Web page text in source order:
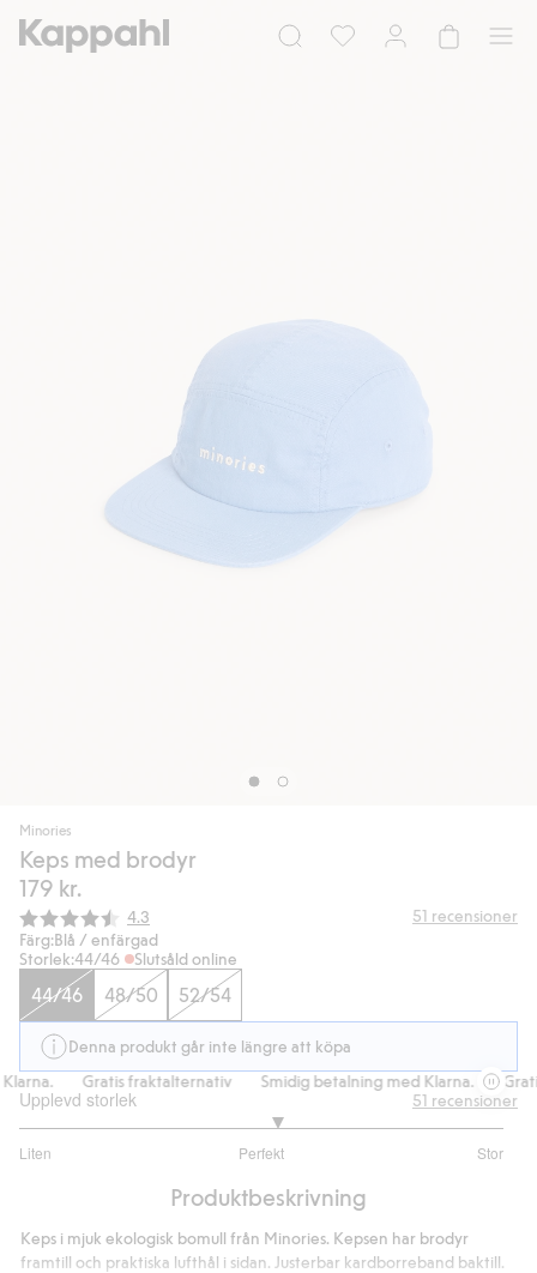
Minories
Keps med brodyr
179 kr.
Snittbetyg:
4.3 51 recensioner
Färg:Blå / enfärgad
Storlek:44/46 Slutsåld online
44/46 48/50 52/54
Denna produkt går inte längre att köpa
Gratis fraktalternativ Smidig betalning med Klarna.
Upplevd storlek
Liten Perfekt Stor
utav
47
betyg
51 recensioner
Produktbeskrivning
Keps i mjuk ekologisk bomull från Minories. Kepsen har brodyr
framtill och praktiska lufthål i sidan. Justerbar kardborreband baktill.